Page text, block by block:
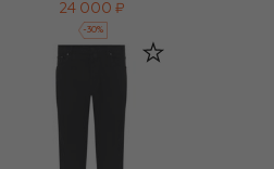
24 000 ₽
-30%